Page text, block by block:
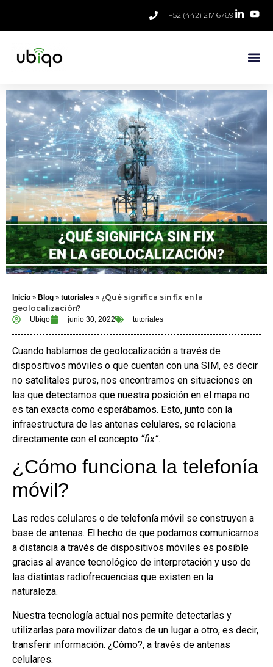
+52 (442) 217 6769
Inicio » Blog » tutoriales » ¿Qué significa sin fix en la
geolocalización?
Ubiqo junio 30, 2022 tutoriales
Cuando hablamos de geolocalización a través de
dispositivos móviles o que cuentan con una SIM, es decir
no satelitales puros, nos encontramos en situaciones en
las que detectamos que nuestra posición en el mapa no
es tan exacta como esperábamos. Esto, junto con la
infraestructura de las antenas celulares, se relaciona
directamente con el concepto “fix”.
¿Cómo funciona la telefonía
móvil?
Las redes celulares o de telefonía móvil se construyen a
base de antenas. El hecho de que podamos comunicarnos
a distancia a través de dispositivos móviles es posible
gracias al avance tecnológico de interpretación y uso de
las distintas radiofrecuencias que existen en la
naturaleza.
Nuestra tecnología actual nos permite detectarlas y
utilizarlas para movilizar datos de un lugar a otro, es decir,
transferir información. ¿Cómo?, a través de antenas
celulares.